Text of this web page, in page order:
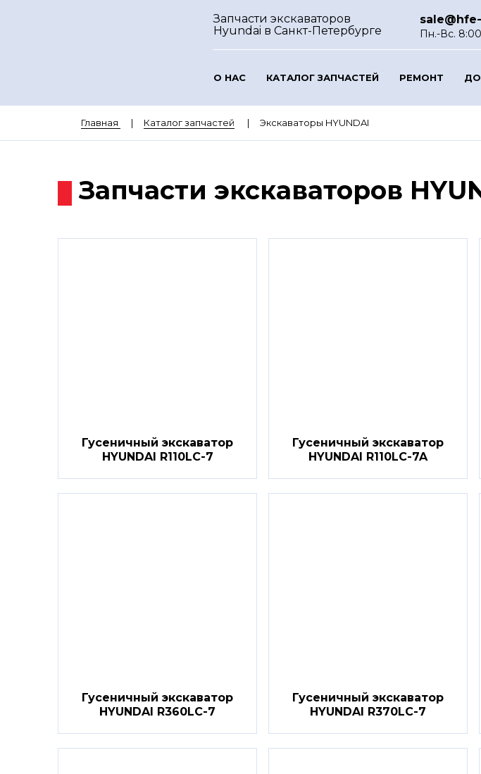
Запчасти экскаваторов
Hyundai в Санкт-Петербурге Пн.-Вс.
О НАС КАТАЛОГ ЗАПЧАСТЕЙ РЕМОНТ
Главная Каталог запчастей Экскаваторы HYUNDAI
Запчасти экскаваторов
Гусеничный экскаватор
HYUNDAI R110LC-7
Гусеничный экскаватор
HYUNDAI R110LC-7A
Гусеничный экскаватор
HYUNDAI R360LC-7
Гусеничный экскаватор
HYUNDAI R370LC-7